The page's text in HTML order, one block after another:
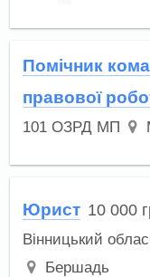
Помічник
правової
101 ОЗРД МП
Юрист 10 000
Вінницький
Бершадь